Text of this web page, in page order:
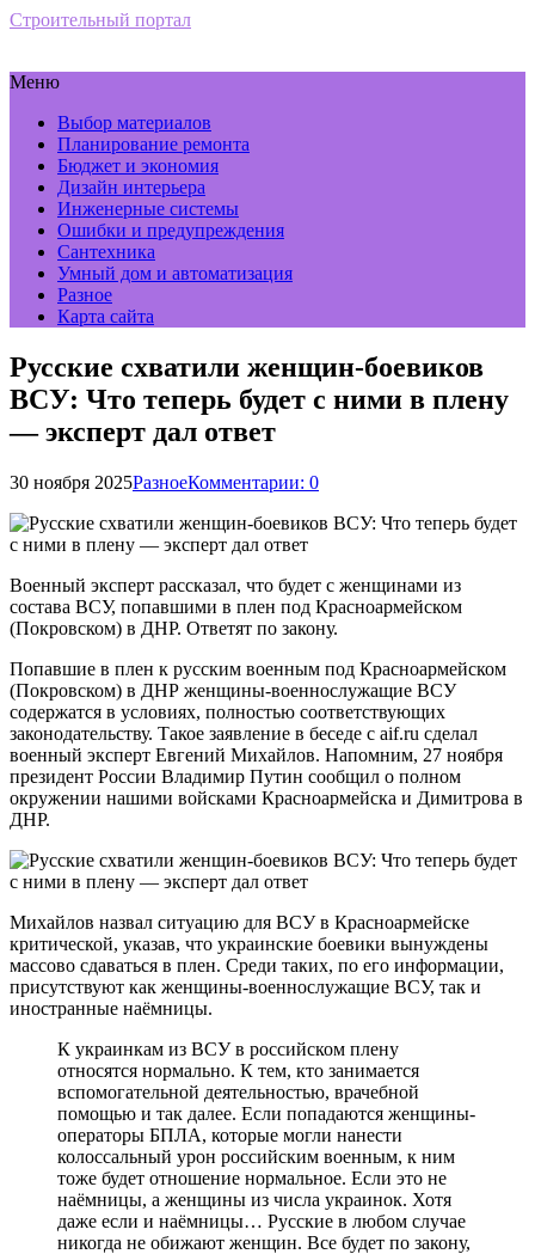
Строительный портал
Меню
Выбор материалов
Планирование ремонта
Бюджет и экономия
Дизайн интерьера
Инженерные системы
Ошибки и предупреждения
Сантехника
Умный дом и автоматизация
Разное
Карта сайта
Русские схватили женщин-боевиков
ВСУ: Что теперь будет с ними в плену
— эксперт дал ответ
30 ноября 2025РазноеКомментарии: 0
Военный эксперт рассказал, что будет с женщинами из
состава ВСУ, попавшими в плен под Красноармейском
(Покровском) в ДНР. Ответят по закону.
Попавшие в плен к русским военным под Красноармейском
(Покровском) в ДНР женщины-военнослужащие ВСУ
содержатся в условиях, полностью соответствующих
законодательству. Такое заявление в беседе с aif.ru сделал
военный эксперт Евгений Михайлов. Напомним, 27 ноября
президент России Владимир Путин сообщил о полном
окружении нашими войсками Красноармейска и Димитрова в
ДНР.
Михайлов назвал ситуацию для ВСУ в Красноармейске
критической, указав, что украинские боевики вынуждены
массово сдаваться в плен. Среди таких, по его информации,
присутствуют как женщины-военнослужащие ВСУ, так и
иностранные наёмницы.
К украинкам из ВСУ в российском плену
относятся нормально. К тем, кто занимается
вспомогательной деятельностью, врачебной
помощью и так далее. Если попадаются женщины-
операторы БПЛА, которые могли нанести
колоссальный урон российским военным, к ним
тоже будет отношение нормальное. Если это не
наёмницы, а женщины из числа украинок. Хотя
даже если и наёмницы… Русские в любом случае
никогда не обижают женщин. Все будет по закону,